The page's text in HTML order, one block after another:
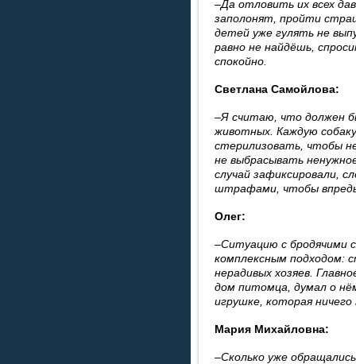
–Да отловить их всех
заполонят, пройти
детей уже гулять не
равно не найдёшь,
спокойно.
Светлана Самойлова:
–Я считаю, что должен
животных. Каждую
стерилизовать, чтобы
не выбрасывать
случай зафиксировали,
штрафами, чтобы
Олег:
–Ситуацию с бродячими
комплексным подходом:
нерадивых хозяев.
дом питомца, думал о
игрушке, которая
Мария Михайловна:
–Сколько уже